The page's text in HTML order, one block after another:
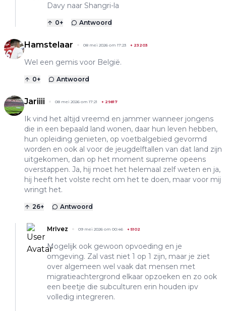
Davy naar Shangri-la
0+ Antwoord
Hamstelaar 08 mei 2026 om 17:23 + 23203
Wel een gemis voor België.
0+ Antwoord
Jariiii 08 mei 2026 om 17:21 + 29817
Ik vind het altijd vreemd en jammer wanneer jongens
die in een bepaald land wonen, daar hun leven hebben,
hun opleiding genieten, op voetbalgebied gevormd
worden en ook al voor de jeugdelftallen van dat land zijn
uitgekomen, dan op het moment supreme opeens
overstappen. Ja, hij moet het helemaal zelf weten en ja,
hij heeft het volste recht om het te doen, maar voor mij
wringt het.
26+ Antwoord
MrIvez 09 mei 2026 om 00:46 + 5102
Mogelijk ook gewoon opvoeding en je
omgeving. Zal vast niet 1 op 1 zijn, maar je ziet
over algemeen wel vaak dat mensen met
migratieachtergrond elkaar opzoeken en zo ook
een beetje die subculturen erin houden ipv
volledig integreren.